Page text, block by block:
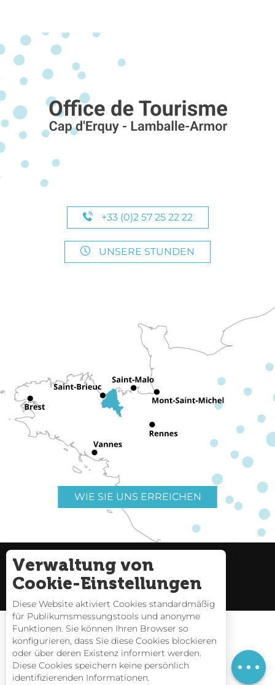
Preise
+33 (0)2 57 25 22 22
UNSERE STUNDEN
WIE SIE UNS ERREICHEN
Nützliche Links
Seitenverzeichnis
Gezeitentafeln
Verwaltung von
Cookie-Einstellungen
Diese Website aktiviert Cookies standardmäßig
für Publikumsmessungstools und anonyme
Funktionen. Sie können Ihren Browser so
konfigurieren, dass Sie diese Cookies blockieren
oder über deren Existenz informiert werden.
Diese Cookies speichern keine persönlich
identifizierenden Informationen.